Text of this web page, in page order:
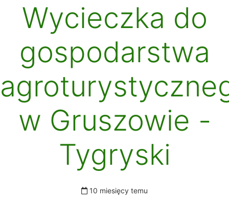
Wycieczka do
gospodarstwa
w Gruszowie -
Tygryski
10 miesięcy temu